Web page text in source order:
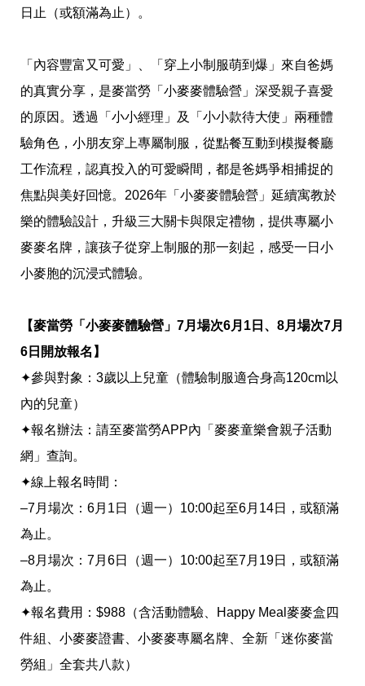
活
事
優
惠
懶
包
購
物
首
頁
關
稿
版
提
報
日止（或額滿為止）。
「內容豐富又可愛」、「穿上小制服萌到爆」來自爸媽
的真實分享，是麥當勞「小麥麥體驗營」深受親子喜愛
的原因。透過「小小經理」及「小小款待大使」兩種體
驗角色，小朋友穿上專屬制服，從點餐互動到模擬餐廳
工作流程，認真投入的可愛瞬間，都是爸媽爭相捕捉的
焦點與美好回憶。2026年「小麥麥體驗營」延續寓教於
樂的體驗設計，升級三大關卡與限定禮物，提供專屬小
麥麥名牌，讓孩子從穿上制服的那一刻起，感受一日小
小麥胞的沉浸式體驗。
【麥當勞「小麥麥體驗營」7月場次6月1日、8月場次7月
6日開放報名】
✦參與對象：3歲以上兒童（體驗制服適合身高120cm以
內的兒童）
✦報名辦法：請至麥當勞APP內「麥麥童樂會親子活動
網」查詢。
✦線上報名時間：
–7月場次：6月1日（週一）10:00起至6月14日，或額滿
為止。
–8月場次：7月6日（週一）10:00起至7月19日，或額滿
為止。
✦報名費用：$988（含活動體驗、Happy Meal麥麥盒四
件組、小麥麥證書、小麥麥專屬名牌、全新「迷你麥當
勞組」全套共八款）